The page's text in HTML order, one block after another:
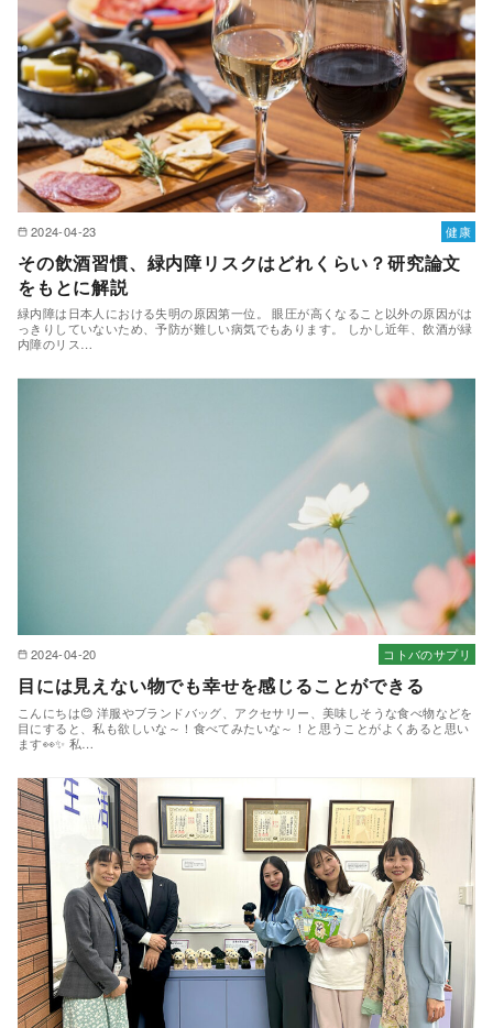
2024-04-23 健康
その飲酒習慣、緑内障リスクはどれくらい？研究論文
をもとに解説
緑内障は日本人における失明の原因第一位。 眼圧が高くなること以外の原因がは
っきりしていないため、予防が難しい病気でもあります。 しかし近年、飲酒が緑
内障のリス…
2024-04-20 コトバのサプリ
目には見えない物でも幸せを感じることができる
こんにちは😊 洋服やブランドバッグ、アクセサリー、美味しそうな食べ物などを
目にすると、私も欲しいな～！食べてみたいな～！と思うことがよくあると思い
ます👀✨ 私…